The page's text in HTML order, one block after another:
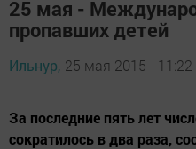
25 мая -
пропавших детей
Ильнур, 25 мая 2015 - 11:22
За последние пять лет
сократилось в два раза,